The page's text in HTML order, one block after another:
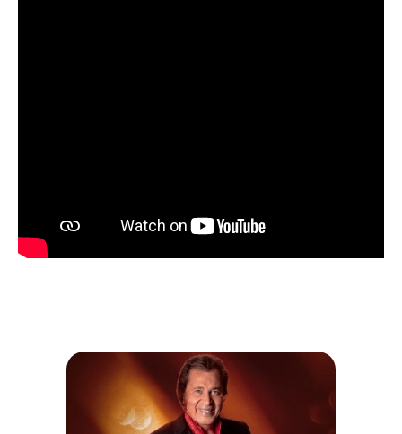
Salade grecque
Riz, pommes de terre et poivrons rôtis
1 brochette de kefta
1 brochette de poulet